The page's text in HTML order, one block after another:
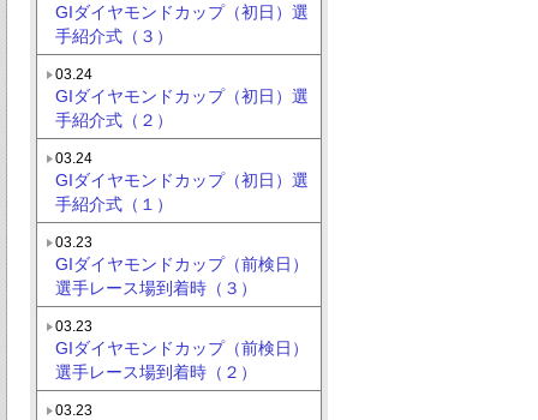
GIダイヤモンドカップ（初日）選
手紹介式（３）
03.24
GIダイヤモンドカップ（初日）選
手紹介式（２）
03.24
GIダイヤモンドカップ（初日）選
手紹介式（１）
03.23
GIダイヤモンドカップ（前検日）
選手レース場到着時（３）
03.23
GIダイヤモンドカップ（前検日）
選手レース場到着時（２）
03.23